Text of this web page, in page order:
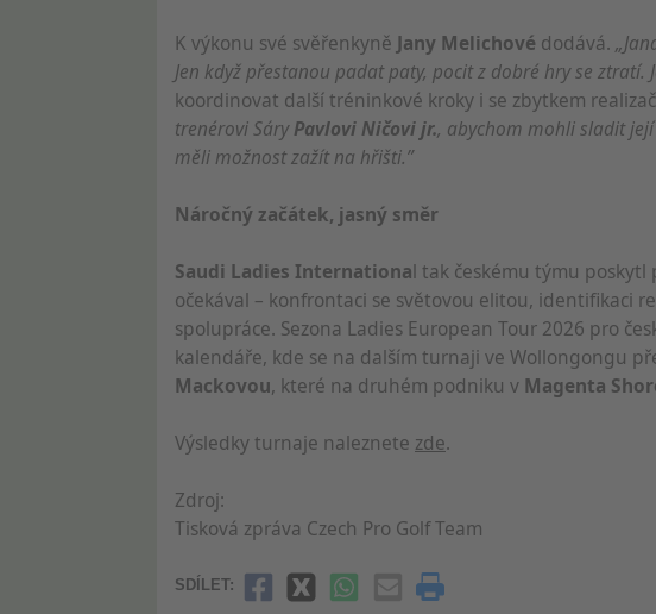
K výkonu své svěřenkyně Jany Melichové dodává.
Jen když přestanou padat paty, pocit z dobré hry se ztratí.
koordinovat další tréninkové kroky i se zbytkem
trenérovi SáryPavlovi Ničovi jr., abychom mohli sladit
měli možnost zažít na hřišti.”
Náročný začátek, jasný směr
Saudi Ladies International tak českému týmu
očekával – konfrontaci se světovou elitou, identifikaci
spolupráce. Sezona Ladies European Tour 2026 pro
kalendáře, kde se na dalším turnaji ve Wollongongu
Mackovou, které na druhém podniku v Magenta
Výsledky turnaje naleznete zde.
Zdroj:
Tisková zpráva Czech Pro Golf Team
SDÍLET: